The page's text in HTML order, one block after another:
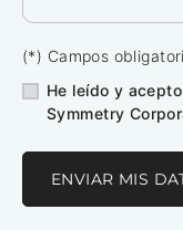
(*) Campos
He leído y
Symmetry